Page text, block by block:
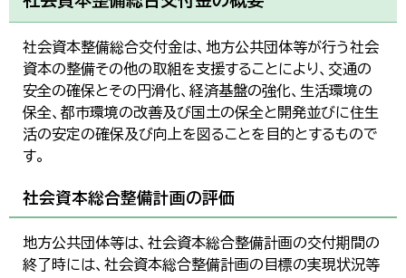
社会資本整備総合交付金は、地方公共団体等が行う社会
資本の整備その他の取組を支援することにより、交通の
安全の確保とその円滑化、経済基盤の強化、生活環境の
保全、都市環境の改善及び国土の保全と開発並びに住生
活の安定の確保及び向上を図ることを目的とするもので
す。
社会資本総合整備計画の評価
地方公共団体等は、社会資本総合整備計画の交付期間の
終了時には、社会資本総合整備計画の目標の実現状況等